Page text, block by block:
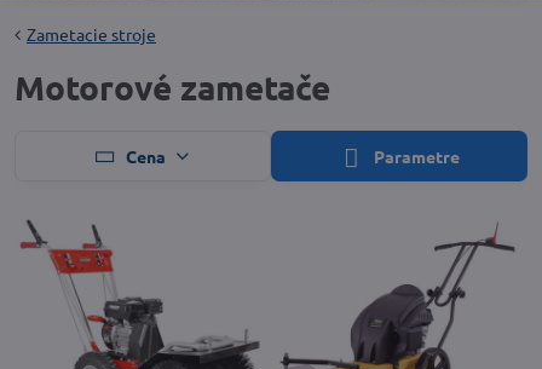
Zametacie stroje
Motorové zametače
Cena Parametre